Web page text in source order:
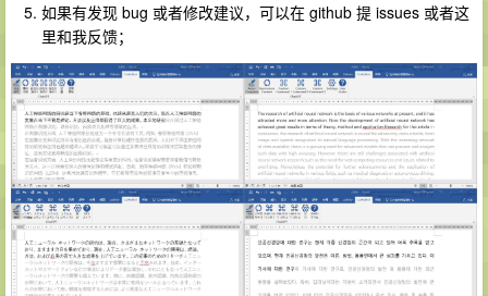
如果有发现 bug 或者修改建议，可以在 github 提 issues 或者这
里和我反馈；